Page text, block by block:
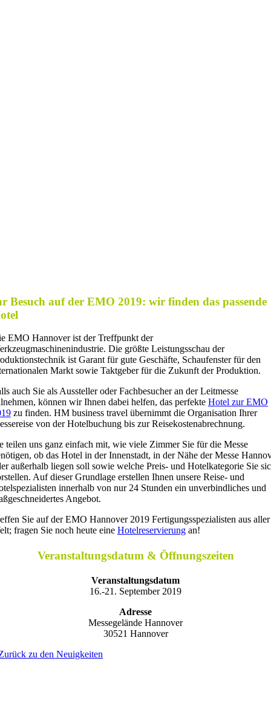
Besuch auf der EMO 2019: wir finden das passende
EMO Hannover ist der Treffpunkt der
Die größte Leistungsschau der
ist Garant für gute Geschäfte, Schaufenster für den
Markt sowie Taktgeber für die Zukunft der Produktion.
auch Sie als Aussteller oder Fachbesucher an der Leitmesse
können wir Ihnen dabei helfen, das perfekte Hotel zur EMO
zu finden. HM business travel übernimmt die Organisation Ihrer
von der Hotelbuchung bis zur Reisekostenabrechnung.
teilen uns ganz einfach mit, wie viele Zimmer Sie für die Messe
ob das Hotel in der Innenstadt, in der Nähe der Messe
außerhalb liegen soll sowie welche Preis- und Hotelkategorie Sie
Auf dieser Grundlage erstellen Ihnen unsere Reise- und
innerhalb von nur 24 Stunden ein unverbindliches und
Angebot.
Sie auf der EMO Hannover 2019 Fertigungsspezialisten aus aller
fragen Sie noch heute eine Hotelreservierungan!
Veranstaltungsdatum & Öffnungszeiten
Veranstaltungsdatum
16.-21. September 2019
Adresse
Messegelände Hannover
30521 Hannover
zu den Neuigkeiten